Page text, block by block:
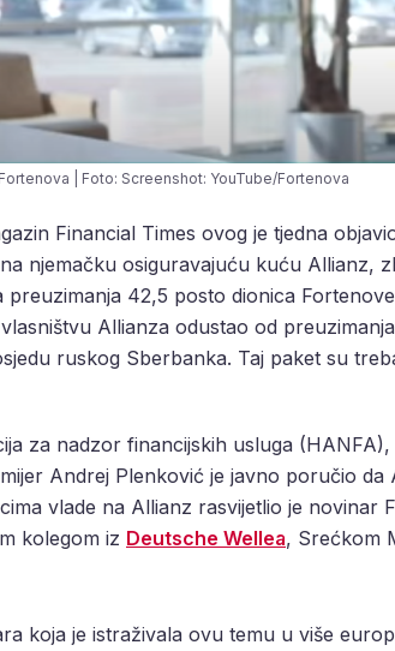
Fortenova | Foto: Screenshot: YouTube/Fortenova
Financial Times ovog je tjedna
njemačku osiguravajuću kuću Allianz,
42,5 posto dionica
Allianza odustao od
ruskog Sberbanka. Taj paket su
za nadzor financijskih usluga
Andrej Plenković je javno poručio da
vlade na Allianz rasvijetlio je novinar
kolegom iz Deutsche Wellea, Srećkom
koja je istraživala ovu temu u više